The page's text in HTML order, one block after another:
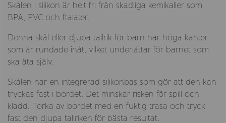
Skålen i silikon är helt fri från skadliga kemikalier som
BPA, PVC och ftalater.
Denna skål eller djupa tallrik för barn har höga kanter
som är rundade inåt, vilket underlättar för barnet som
ska äta själv.
Skålen har en integrerad silikonbas som gör att den kan
tryckas fast i bordet. Det minskar risken för spill och
kladd. Torka av bordet med en fuktig trasa och tryck
fast den djupa tallriken för bästa resultat.